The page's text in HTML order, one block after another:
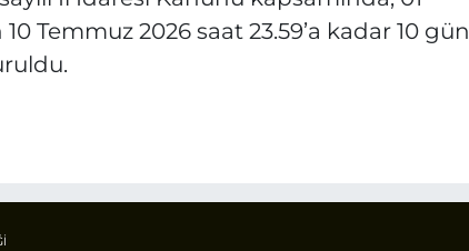
Temmuz 2026 saat 23.59’a kadar 10 gün